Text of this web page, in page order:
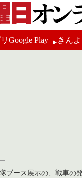
Google Play きん
ブース展示の、戦車の